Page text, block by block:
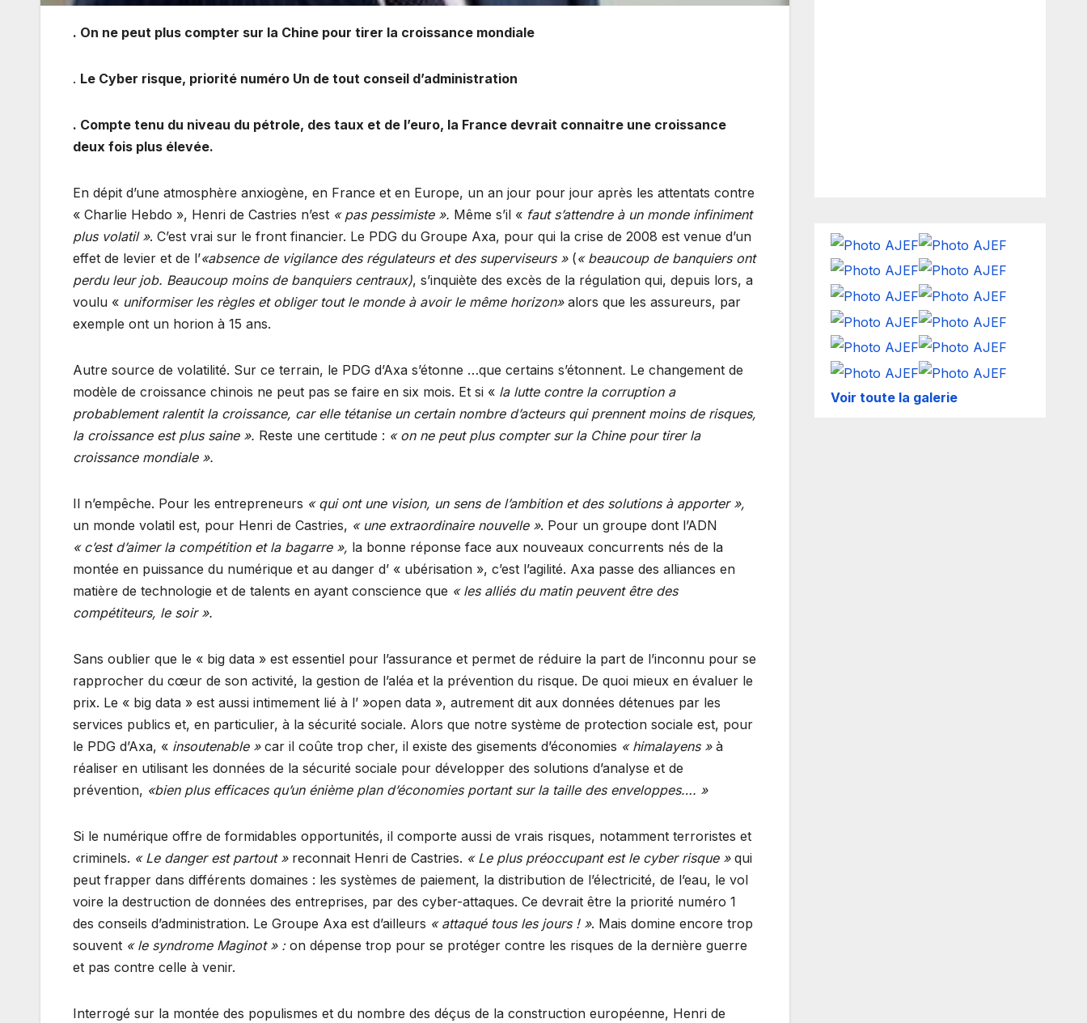
. On ne peut plus compter sur la Chine pour tirer la croissance mondiale
. Le Cyber risque, priorité numéro Un de tout conseil d’administration
. Compte tenu du niveau du pétrole, des taux et de l’euro, la France devrait connaitre une croissance
deux fois plus élevée.
En dépit d’une atmosphère anxiogène, en France et en Europe, un an jour pour jour après les attentats contre
« Charlie Hebdo », Henri de Castries n’est « pas pessimiste ». Même s’il « faut s’attendre à un monde infiniment
plus volatil ». C’est vrai sur le front financier. Le PDG du Groupe Axa, pour qui la crise de 2008 est venue d’un
effet de levier et de l’«absence de vigilance des régulateurs et des superviseurs »(« beaucoup de banquiers ont
perdu leur job. Beaucoup moins de banquiers centraux), s’inquiète des excès de la régulation qui, depuis lors, a
voulu « uniformiser les règles et obliger tout le monde à avoir le même horizon» alors que les assureurs, par
exemple ont un horion à 15 ans.
Autre source de volatilité. Sur ce terrain, le PDG d’Axa s’étonne …que certains s’étonnent. Le changement de
modèle de croissance chinois ne peut pas se faire en six mois. Et si « la lutte contre la corruption a
probablement ralentit la croissance, car elle tétanise un certain nombre d’acteurs qui prennent moins de risques,
la croissance est plus saine ». Reste une certitude : « on ne peut plus compter sur la Chine pour tirer la
croissance mondiale ».
Il n’empêche. Pour les entrepreneurs « qui ont une vision, un sens de l’ambition et des solutions à apporter »,
un monde volatil est, pour Henri de Castries, « une extraordinaire nouvelle ». Pour un groupe dont l’ADN
« c’est d’aimer la compétition et la bagarre », la bonne réponse face aux nouveaux concurrents nés de la
montée en puissance du numérique et au danger d’ « ubérisation », c’est l’agilité. Axa passe des alliances en
matière de technologie et de talents en ayant conscience que « les alliés du matin peuvent être des
compétiteurs, le soir ».
Sans oublier que le « big data » est essentiel pour l’assurance et permet de réduire la part de l’inconnu pour se
rapprocher du cœur de son activité, la gestion de l’aléa et la prévention du risque. De quoi mieux en évaluer le
prix. Le « big data » est aussi intimement lié à l’ »open data », autrement dit aux données détenues par les
services publics et, en particulier, à la sécurité sociale. Alors que notre système de protection sociale est, pour
le PDG d’Axa, « insoutenable »car il coûte trop cher, il existe des gisements d’économies « himalayens »à
réaliser en utilisant les données de la sécurité sociale pour développer des solutions d’analyse et de
prévention, «bien plus efficaces qu’un énième plan d’économies portant sur la taille des enveloppes…. »
Si le numérique offre de formidables opportunités, il comporte aussi de vrais risques, notamment terroristes et
criminels. « Le danger est partout » reconnait Henri de Castries. « Le plus préoccupant est le cyber risque »qui
peut frapper dans différents domaines : les systèmes de paiement, la distribution de l’électricité, de l’eau, le vol
voire la destruction de données des entreprises, par des cyber-attaques. Ce devrait être la priorité numéro 1
des conseils d’administration. Le Groupe Axa est d’ailleurs « attaqué tous les jours ! ». Mais domine encore trop
souvent « le syndrome Maginot » :on dépense trop pour se protéger contre les risques de la dernière guerre
et pas contre celle à venir.
Interrogé sur la montée des populismes et du nombre des déçus de la construction européenne, Henri de
Voir toute la galerie